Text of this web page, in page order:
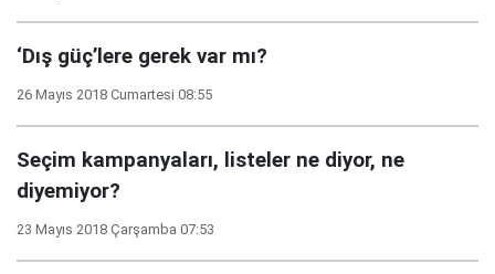
‘Dış güç’lere gerek var mı?
26 Mayıs 2018 Cumartesi 08:55
Seçim kampanyaları, listeler ne diyor, ne
diyemiyor?
23 Mayıs 2018 Çarşamba 07:53